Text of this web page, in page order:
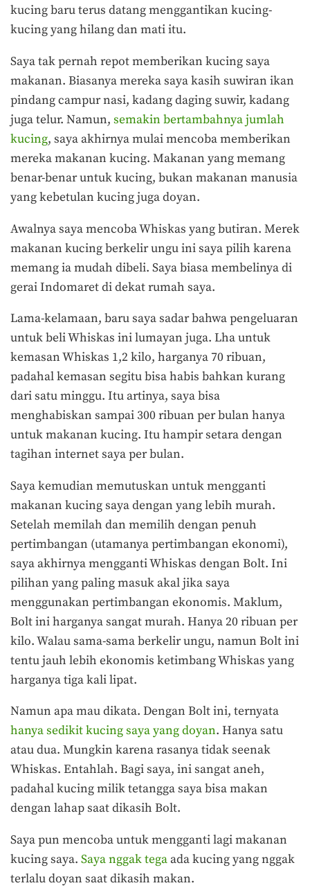
kucing baru terus datang menggantikan kucing-
kucing yang hilang dan mati itu.
Saya tak pernah repot memberikan kucing saya
makanan. Biasanya mereka saya kasih suwiran ikan
pindang campur nasi, kadang daging suwir, kadang
juga telur. Namun, semakin bertambahnya jumlah
kucing, saya akhirnya mulai mencoba memberikan
mereka makanan kucing. Makanan yang memang
benar-benar untuk kucing, bukan makanan manusia
yang kebetulan kucing juga doyan.
Awalnya saya mencoba Whiskas yang butiran. Merek
makanan kucing berkelir ungu ini saya pilih karena
memang ia mudah dibeli. Saya biasa membelinya di
gerai Indomaret di dekat rumah saya.
Lama-kelamaan, baru saya sadar bahwa pengeluaran
untuk beli Whiskas ini lumayan juga. Lha untuk
kemasan Whiskas 1,2 kilo, harganya 70 ribuan,
padahal kemasan segitu bisa habis bahkan kurang
dari satu minggu. Itu artinya, saya bisa
menghabiskan sampai 300 ribuan per bulan hanya
untuk makanan kucing. Itu hampir setara dengan
tagihan internet saya per bulan.
Saya kemudian memutuskan untuk mengganti
makanan kucing saya dengan yang lebih murah.
Setelah memilah dan memilih dengan penuh
pertimbangan (utamanya pertimbangan ekonomi),
saya akhirnya mengganti Whiskas dengan Bolt. Ini
pilihan yang paling masuk akal jika saya
menggunakan pertimbangan ekonomis. Maklum,
Bolt ini harganya sangat murah. Hanya 20 ribuan per
kilo. Walau sama-sama berkelir ungu, namun Bolt ini
tentu jauh lebih ekonomis ketimbang Whiskas yang
harganya tiga kali lipat.
Namun apa mau dikata. Dengan Bolt ini, ternyata
hanya sedikit kucing saya yang doyan. Hanya satu
atau dua. Mungkin karena rasanya tidak seenak
Whiskas. Entahlah. Bagi saya, ini sangat aneh,
padahal kucing milik tetangga saya bisa makan
dengan lahap saat dikasih Bolt.
Saya pun mencoba untuk mengganti lagi makanan
kucing saya. Saya nggak tegaada kucing yang nggak
terlalu doyan saat dikasih makan.